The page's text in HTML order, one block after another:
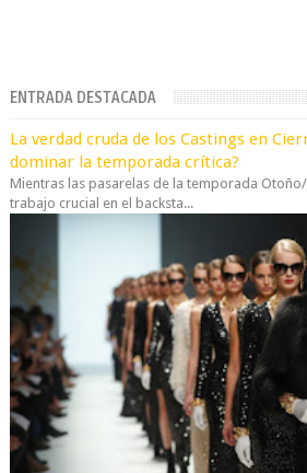
ENTRADA DESTACADA
La verdad cruda de los Castings en
dominar la temporada crítica?
Mientras las pasarelas de la temporada
trabajo crucial en el backsta...